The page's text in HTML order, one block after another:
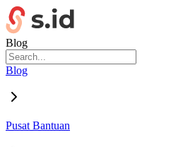
Blog
Blog
Pusat Bantuan